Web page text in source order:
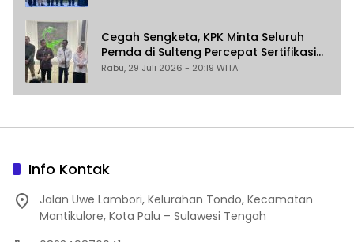
Cegah Sengketa, KPK Minta Seluruh
Pemda di Sulteng Percepat Sertifikasi
Aset Tanah Daerah
Rabu, 29 Juli 2026 - 20:19 WITA
Info Kontak
Jalan Uwe Lambori, Kelurahan Tondo, Kecamatan
Mantikulore, Kota Palu – Sulawesi Tengah